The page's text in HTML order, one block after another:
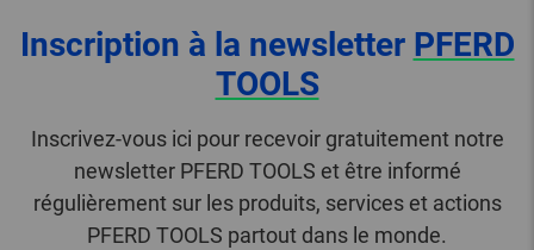
Inscription à la newsletter PFERD
TOOLS
Inscrivez-vous ici pour recevoir gratuitement notre
newsletter PFERD TOOLS et être informé
régulièrement sur les produits, services et actions
PFERD TOOLS partout dans le monde.